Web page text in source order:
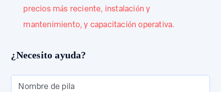
precios más reciente, instalación y
mantenimiento, y capacitación operativa.
¿Necesito ayuda?
Nombre de pila